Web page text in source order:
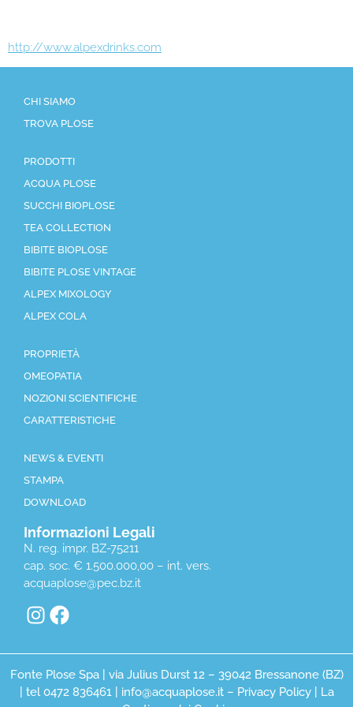
http://www.alpexdrinks.com
CHI SIAMO
TROVA PLOSE
PRODOTTI
ACQUA PLOSE
SUCCHI BIOPLOSE
TEA COLLECTION
BIBITE BIOPLOSE
BIBITE PLOSE VINTAGE
ALPEX MIXOLOGY
ALPEX COLA
PROPRIETÀ
OMEOPATIA
NOZIONI SCIENTIFICHE
CARATTERISTICHE
NEWS & EVENTI
STAMPA
DOWNLOAD
Informazioni Legali
N. reg. impr. BZ-75211
cap. soc. € 1.500.000,00 – int. vers.
acquaplose@pec.bz.it
Fonte Plose Spa | via Julius Durst 12 – 39042 Bressanone (BZ)
| tel 0472 836461 | info@acquaplose.it – Privacy Policy| La